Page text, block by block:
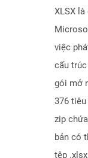
XLSX
việc
cấu
gói mở
376 tiêu
zip
bản có
tệp